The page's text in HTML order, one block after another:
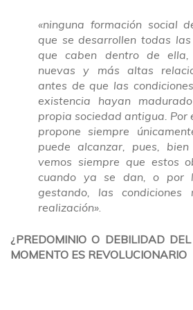
«ninguna formación social
que se desarrollen todas
que caben dentro de
nuevas y más altas
antes de que las
existencia hayan
propia sociedad antigua. Por
propone siempre
puede alcanzar, pues,
vemos siempre que estos
cuando ya se dan, o por
gestando, las
realización»
¿PREDOMINIO O DEBILIDAD
MOMENTO ES REVOLUCIONARIO